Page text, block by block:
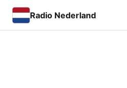
Radio Nederland